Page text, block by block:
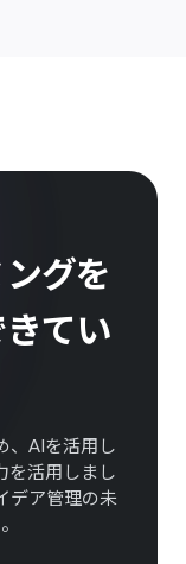
グを
てい
、AIを活用し
を活用しまし
デア管理の未